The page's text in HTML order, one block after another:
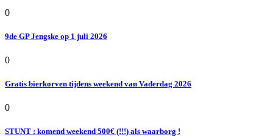
0
9de GP Jengske op 1 juli 2026
0
Gratis bierkorven tijdens weekend van Vaderdag 2026
0
STUNT : komend weekend 500€ (!!!) als waarborg !